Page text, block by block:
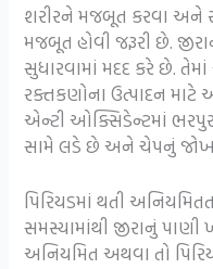
શરીરને મજબૂત કરવા અને
મજબૂત હોવી જરૂરી છે.
સુધારવામાં મદદ કરે છે.
રક્તકણોના ઉત્પાદન
એન્ટી ઓક્સિડેન્ટમાં ભરપુર
સામે લડે છે અને ચેપનું
પિરિયડમાં થતી
સમસ્યામાંથી જીરાનું
અનિયમિત અથવા તો